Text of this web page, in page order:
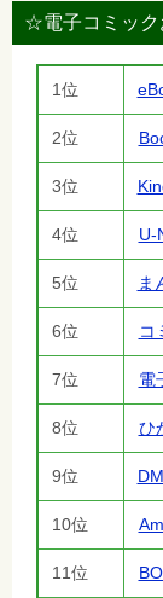
☆電子コミック
1位
2位
3位
4位 U-
5位 ま
6位 コ
7位 電
8位 ひ
9位
10位
11位